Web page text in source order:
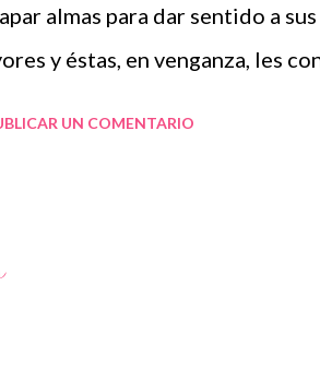
almas para dar sentido a
y éstas, en venganza, les
UN COMENTARIO